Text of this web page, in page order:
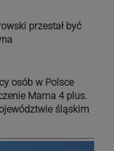
przestał być
osób w Polsce
Mama 4 plus.
śląskim